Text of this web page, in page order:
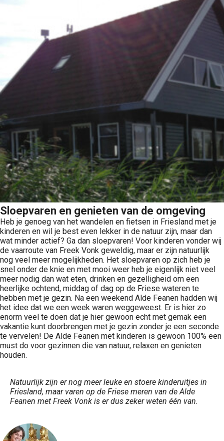
Sloepvaren en genieten van de omgeving
Heb je genoeg van het wandelen en fietsen in Friesland met je
kinderen en wil je best even lekker in de natuur zijn, maar dan
wat minder actief? Ga dan sloepvaren! Voor kinderen vonder wij
de vaarroute van Freek Vonk geweldig, maar er zijn natuurlijk
nog veel meer mogelijkheden. Het sloepvaren op zich heb je
snel onder de knie en met mooi weer heb je eigenlijk niet veel
meer nodig dan wat eten, drinken en gezelligheid om een
heerlijke ochtend, middag of dag op de Friese wateren te
hebben met je gezin. Na een weekend Alde Feanen hadden wij
het idee dat we een week waren weggeweest. Er is hier zo
enorm veel te doen dat je hier gewoon echt met gemak een
vakantie kunt doorbrengen met je gezin zonder je een seconde
te vervelen! De Alde Feanen met kinderen is gewoon 100% een
must do voor gezinnen die van natuur, relaxen en genieten
houden.
Natuurlijk zijn er nog meer leuke en stoere kinderuitjes in
Friesland, maar varen op de Friese meren van de Alde
Feanen met Freek Vonk is er dus zeker weten één van.